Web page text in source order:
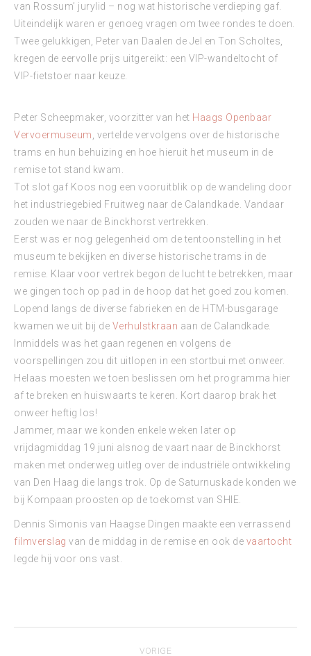
van Rossum’ jurylid – nog wat historische verdieping gaf.
Uiteindelijk waren er genoeg vragen om twee rondes te doen.
Twee gelukkigen, Peter van Daalen de Jel en Ton Scholtes,
kregen de eervolle prijs uitgereikt: een VIP-wandeltocht of
VIP-fietstoer naar keuze.
Peter Scheepmaker, voorzitter van het Haags Openbaar
Vervoermuseum , vertelde vervolgens over de historische
trams en hun behuizing en hoe hieruit het museum in de
remise tot stand kwam.
Tot slot gaf Koos nog een vooruitblik op de wandeling door
het industriegebied Fruitweg naar de Calandkade. Vandaar
zouden we naar de Binckhorst vertrekken.
Eerst was er nog gelegenheid om de tentoonstelling in het
museum te bekijken en diverse historische trams in de
remise. Klaar voor vertrek begon de lucht te betrekken, maar
we gingen toch op pad in de hoop dat het goed zou komen.
Lopend langs de diverse fabrieken en de HTM-busgarage
kwamen we uit bij de Verhulstkraan aan de Calandkade.
Inmiddels was het gaan regenen en volgens de
voorspellingen zou dit uitlopen in een stortbui met onweer.
Helaas moesten we toen beslissen om het programma hier
af te breken en huiswaarts te keren. Kort daarop brak het
onweer heftig los!
Jammer, maar we konden enkele weken later op
vrijdagmiddag 19 juni alsnog de vaart naar de Binckhorst
maken met onderweg uitleg over de industriële ontwikkeling
van Den Haag die langs trok. Op de Saturnuskade konden we
bij Kompaan proosten op de toekomst van SHIE.
Dennis Simonis van Haagse Dingen maakte een verrassend
filmverslag van de middag in de remise en ook de vaartocht
legde hij voor ons vast.
VORIGE